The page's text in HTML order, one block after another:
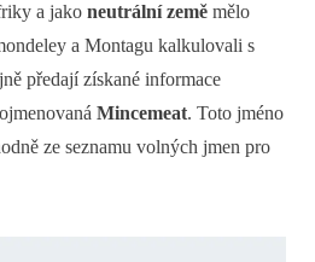
a jako neutrální země mělo
a Montagu kalkulovali s
předají získané informace
Mincemeat. Toto jméno
ze seznamu volných jmen pro